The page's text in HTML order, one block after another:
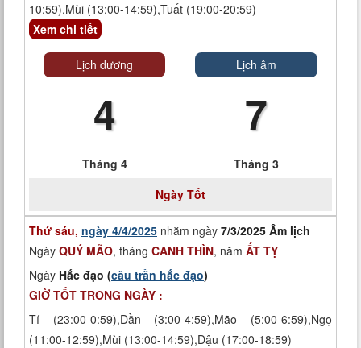
10:59),Mùi (13:00-14:59),Tuất (19:00-20:59)
Xem chi tiết
Lịch dương
4
Tháng 4
Lịch âm
7
Tháng 3
Ngày Tốt
Thứ sáu, ngày 4/4/2025 nhằm ngày 7/3/2025 Âm lịch
Ngày QUÝ MÃO, tháng CANH THÌN, năm ẤT TỴ
Ngày Hắc đạo (câu trần hắc đạo)
GIỜ TỐT TRONG NGÀY :
Tí (23:00-0:59),Dần (3:00-4:59),Mão (5:00-6:59),Ngọ
(11:00-12:59),Mùi (13:00-14:59),Dậu (17:00-18:59)